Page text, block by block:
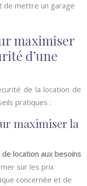
de mettre un garage
maximiser
d’une
de la location de
pratiques :
maximiser la
location aux besoins
sur les prix
concernée et de